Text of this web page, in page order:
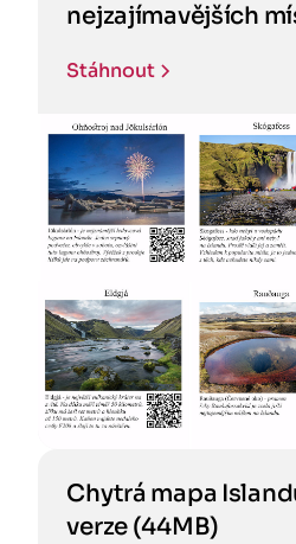
nejzajímavějších
Stáhnout
Chytrá mapa
verze (44MB)